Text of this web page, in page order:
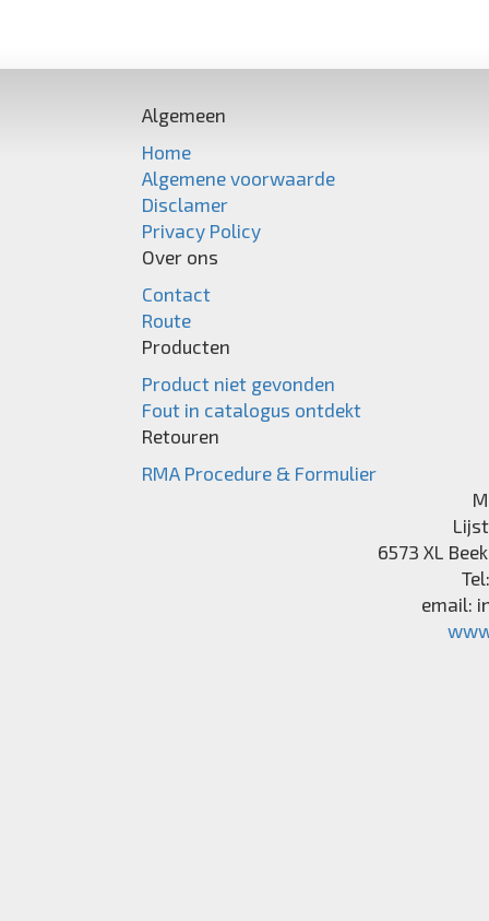
Algemeen
Home
Algemene voorwaarde
Disclamer
Privacy Policy
Over ons
Contact
Route
Producten
Product niet gevonden
Fout in catalogus ontdekt
Retouren
RMA Procedure & Formulier
6573 XL
email: